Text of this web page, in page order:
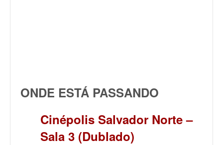
ONDE ESTÁ PASSANDO
Cinépolis Salvador Norte –
Sala 3 (Dublado)